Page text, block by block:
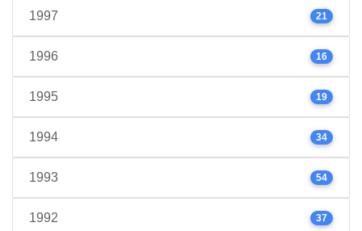
1997 21
1996 16
1995 19
1994 34
1993 54
1992 37